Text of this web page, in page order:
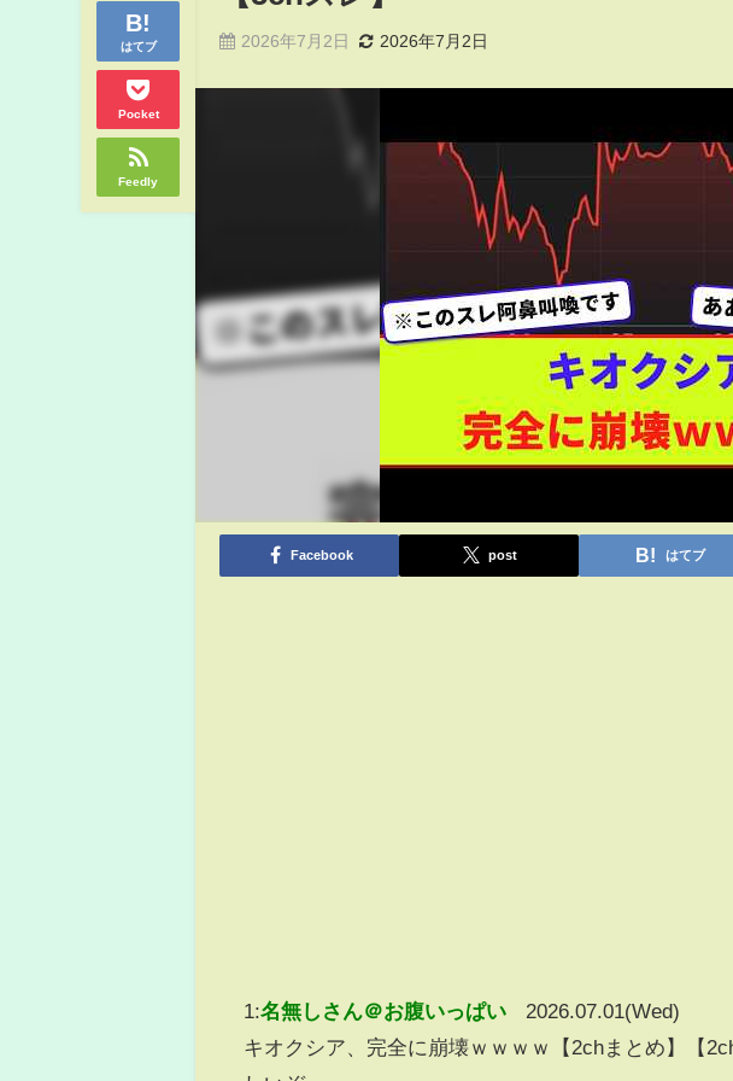
はてブ
Pocket
Feedly
2026年7月2日 2026年7月2日
Facebook post はてブ
1:名無しさん＠お腹いっぱい
2026.07.01(Wed)
キオクシア、完全に崩壊ｗｗｗｗ【2chまとめ】【